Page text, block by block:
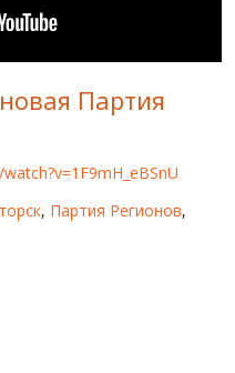
Партия
, Партия Регионов,